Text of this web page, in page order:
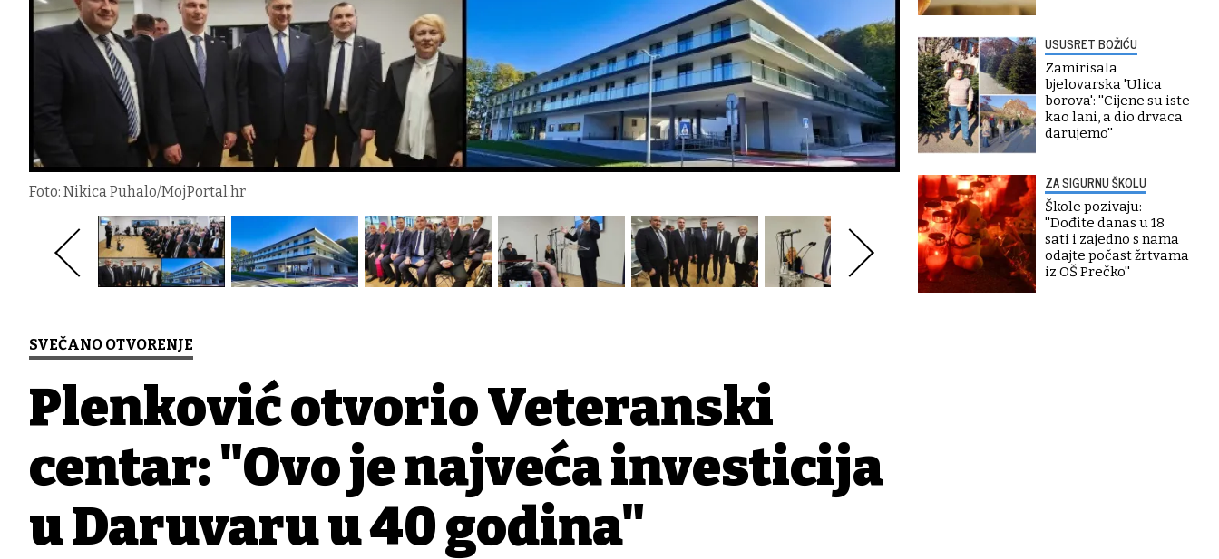
Foto: Nikica Puhalo/MojPortal.hr
SVEČANO OTVORENJE
Plenković otvorio Veteranski
centar: "Ovo je najveća investicija
u Daruvaru u 40 godina"
USUSRET BOŽIĆU
Zamirisala
bjelovarska 'Ulica
borova': ''Cijene su iste
kao lani, a dio drvaca
darujemo''
ZA SIGURNU ŠKOLU
Škole pozivaju:
''Dođite danas u 18
sati i zajedno s nama
odajte počast žrtvama
iz OŠ Prečko''